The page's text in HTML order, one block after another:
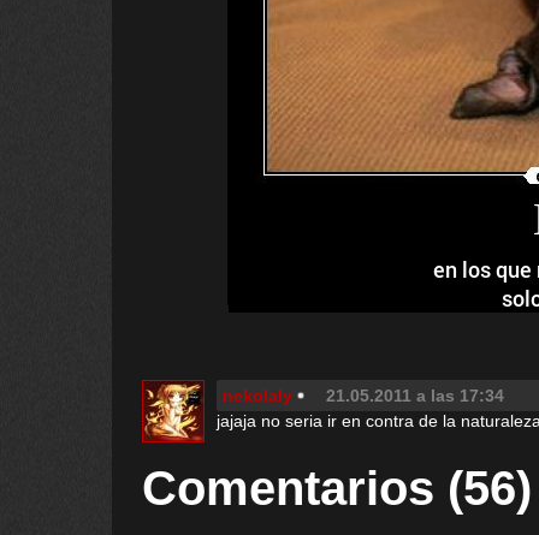
en los que
nekolaly
21.05.2011 a las 17:34
jajaja no seria ir en contra de la
Comentarios (56)